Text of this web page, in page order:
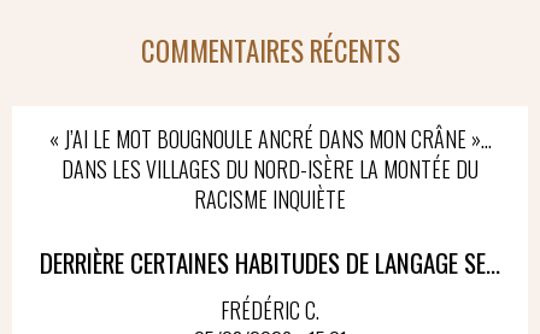
COMMENTAIRES RÉCENTS
« J’AI LE MOT BOUGNOULE ANCRÉ DANS MON CRÂNE »…
DANS LES VILLAGES DU NORD-ISÈRE LA MONTÉE DU
RACISME INQUIÈTE
DERRIÈRE CERTAINES HABITUDES DE LANGAGE SE...
FRÉDÉRIC C.